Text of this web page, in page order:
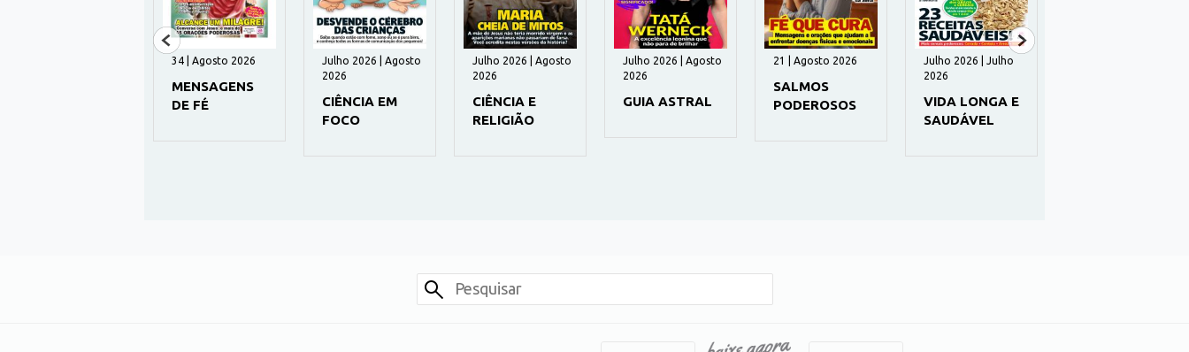
34 | Agosto 2026
MENSAGENS
DE FÉ
Julho 2026 | Agosto
2026
CIÊNCIA EM
FOCO
Julho 2026 | Agosto
2026
CIÊNCIA E
RELIGIÃO
Julho 2026 | Agosto
2026
GUIA ASTRAL
21 | Agosto 2026
SALMOS
PODEROSOS
Julho 2026 | Julho
2026
VIDA LONGA E
SAUDÁVEL